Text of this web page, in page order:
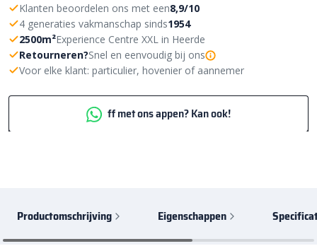
Klanten beoordelen ons met een8,9/10
4 generaties vakmanschap sinds1954
2500m²Experience Centre XXL in Heerde
Retourneren?Snel en eenvoudig bij ons
Voor elke klant: particulier, hovenier of aannemer
ff met ons appen? Kan ook!
Productomschrijving Eigenschappen